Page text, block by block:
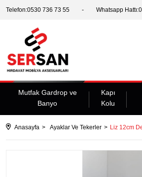
Telefon:0530 736 73 55 Whatsapp
Mutfak Gardrop ve
Banyo
Kapı
Kolu
Anasayfa Ayaklar Ve Tekerler Liz 12cm